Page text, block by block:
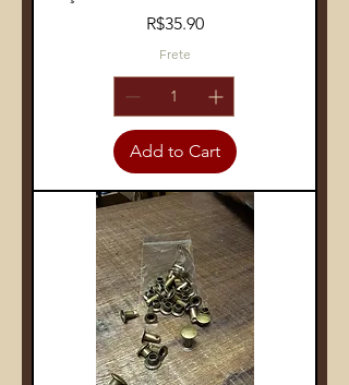
Price
R$35.90
Frete
Add to Cart